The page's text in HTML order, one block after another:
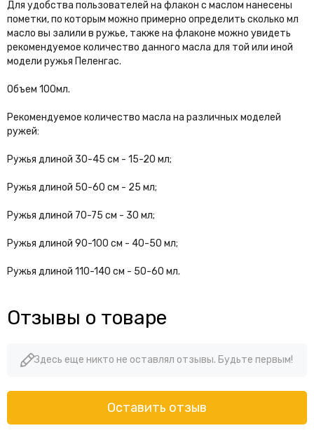
Для удобства пользователей на флакон с маслом нанесены
пометки, по которым можно примерно определить сколько мл
масло вы залили в ружье, также на флаконе можно увидеть
рекомендуемое количество данного масла для той или иной
модели ружья Пеленгас.
Объем 100мл.
Рекомендуемое количество масла на различных моделей
ружей:
Ружья длиной 30-45 см - 15-20 мл;
Ружья длиной 50-60 см - 25 мл;
Ружья длиной 70-75 см - 30 мл;
Ружья длиной 90-100 см - 40-50 мл;
Ружья длиной 110-140 см - 50-60 мл.
Отзывы о товаре
Здесь еще никто не оставлял отзывы. Будьте первым!
Оставить отзыв